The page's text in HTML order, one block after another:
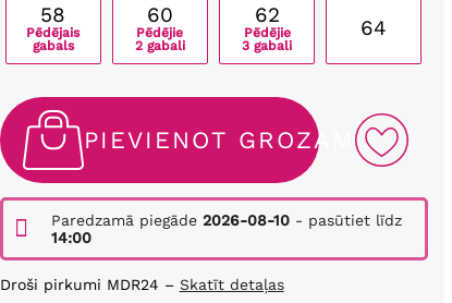
58
Pēdējais
gabals
60
Pēdējie
2 gabali
62
Pēdējie
3 gabali
64
PIEVIENOT GROZAM
Paredzamā piegāde 2026-08-10- pasūtiet līdz
14:00
Droši pirkumi MDR24 – Skatīt detaļas